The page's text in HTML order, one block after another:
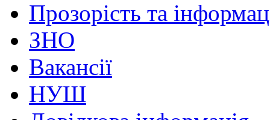
Прозорість та
ЗНО
Вакансії
НУШ